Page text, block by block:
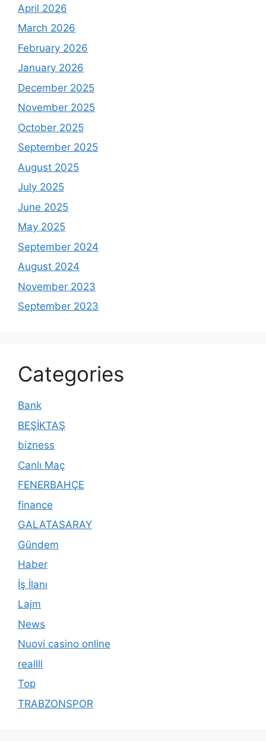
April 2026
March 2026
February 2026
January 2026
December 2025
November 2025
October 2025
September 2025
August 2025
July 2025
June 2025
May 2025
September 2024
August 2024
November 2023
September 2023
Categories
Bank
BEŞİKTAŞ
bizness
Canlı Maç
FENERBAHÇE
finance
GALATASARAY
Gündem
Haber
İş İlanı
Lajm
News
Nuovi casino online
reallll
Top
TRABZONSPOR